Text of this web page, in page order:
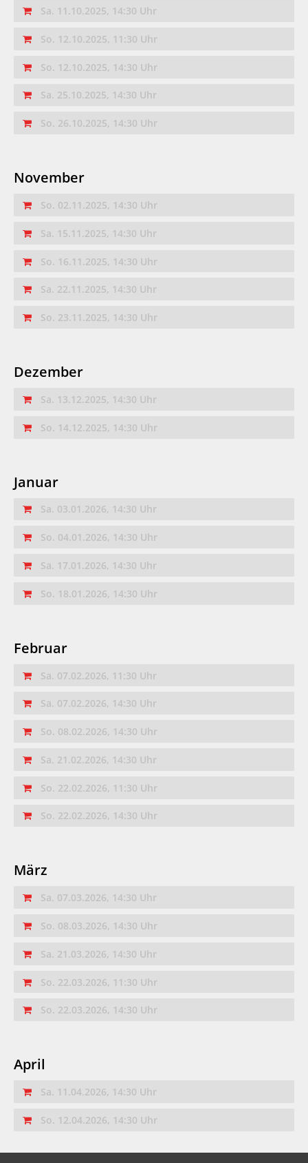
Sa. 11.10.2025, 14:30 Uhr
So. 12.10.2025, 11:30 Uhr
So. 12.10.2025, 14:30 Uhr
Sa. 25.10.2025, 14:30 Uhr
So. 26.10.2025, 14:30 Uhr
November
So. 02.11.2025, 14:30 Uhr
Sa. 15.11.2025, 14:30 Uhr
So. 16.11.2025, 14:30 Uhr
Sa. 22.11.2025, 14:30 Uhr
So. 23.11.2025, 14:30 Uhr
Dezember
Sa. 13.12.2025, 14:30 Uhr
So. 14.12.2025, 14:30 Uhr
Januar
Sa. 03.01.2026, 14:30 Uhr
So. 04.01.2026, 14:30 Uhr
Sa. 17.01.2026, 14:30 Uhr
So. 18.01.2026, 14:30 Uhr
Februar
Sa. 07.02.2026, 11:30 Uhr
Sa. 07.02.2026, 14:30 Uhr
So. 08.02.2026, 14:30 Uhr
Sa. 21.02.2026, 14:30 Uhr
So. 22.02.2026, 11:30 Uhr
So. 22.02.2026, 14:30 Uhr
März
Sa. 07.03.2026, 14:30 Uhr
So. 08.03.2026, 14:30 Uhr
Sa. 21.03.2026, 14:30 Uhr
So. 22.03.2026, 11:30 Uhr
So. 22.03.2026, 14:30 Uhr
April
Sa. 11.04.2026, 14:30 Uhr
So. 12.04.2026, 14:30 Uhr